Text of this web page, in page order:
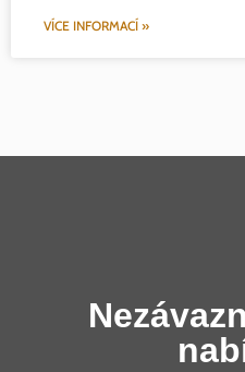
VÍCE INFORMACÍ »